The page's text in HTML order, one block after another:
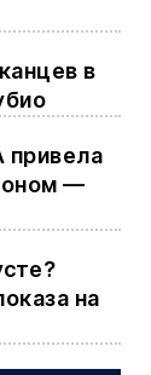
в
привела
—
на